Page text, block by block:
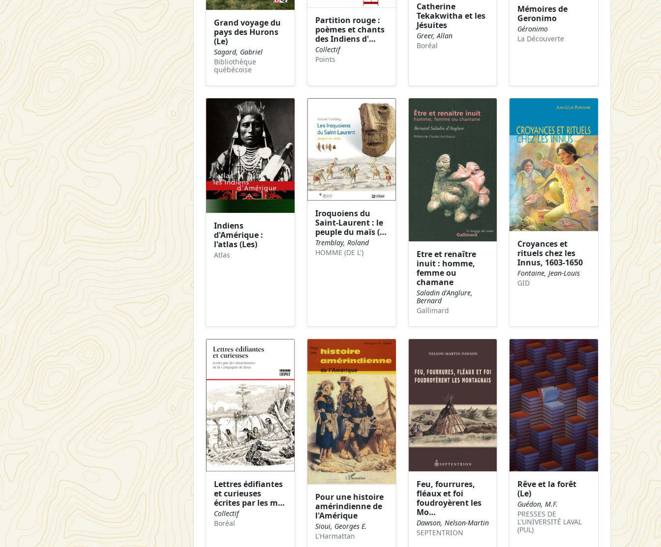
Grand voyage du
pays des Hurons
(Le)
Sagard, Gabriel
Bibliothèque
québécoise
Partition rouge :
poèmes et chants
des Indiens d'…
Collectif
Points
Catherine
Tekakwitha et les
Jésuites
Greer, Allan
Boréal
Mémoires de
Geronimo
Géronimo
La Découverte
Indiens
d'Amérique :
l'atlas (Les)
Atlas
Iroquoiens du
Saint-Laurent : le
peuple du maïs (…
Tremblay, Roland
HOMME (DE L')
Etre et renaître
inuit : homme,
femme ou
chamane
Saladin d'Anglure,
Bernard
Gallimard
Croyances et
rituels chez les
Innus, 1603-1650
Fontaine, Jean-Louis
GID
Lettres édifiantes
et curieuses
écrites par les m…
Collectif
Boréal
Pour une histoire
amérindienne de
l'Amérique
Sioui, Georges E.
L'Harmattan
Feu, fourrures,
fléaux et foi
foudroyèrent les
Mo…
Dawson, Nelson-Martin
SEPTENTRION
Rêve et la forêt
(Le)
Guédon, M.F.
PRESSES DE
L'UNIVERSITÉ LAVAL
(PUL)